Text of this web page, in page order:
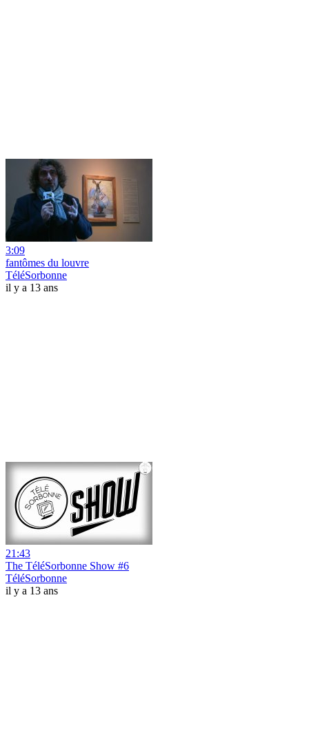
3:09
fantômes du louvre
TéléSorbonne
il y a 13 ans
21:43
The TéléSorbonne Show #6
TéléSorbonne
il y a 13 ans